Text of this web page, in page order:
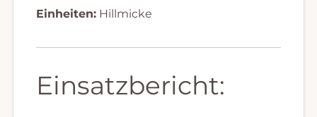
Einheiten:Hillmicke
Einsatzbericht: